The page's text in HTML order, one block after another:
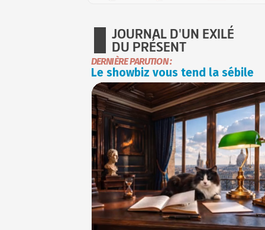
JOURNAL D'UN EXILÉ
DU PRÉSENT
DERNIÈRE PARUTION :
Le showbiz vous tend la sébile